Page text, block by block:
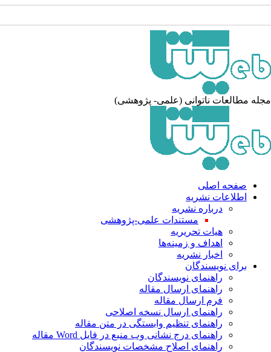
مطالعات ناتوانی (علمی- پژوهشی)
صفحه اصلی
اطلاعات نشریه
درباره نشریه
مستندات علمی-پژوهشی
هیات تحریریه
اهداف و زمینه‌ها
اخبار نشریه
برای نویسندگان
راهنمای نویسندگان
راهنمای ارسال مقاله
فرم ارسال مقاله
راهنمای ارسال نسخه اصلاحی
راهنمای تنظیم وابستگی در متن مقاله
راهنمای درج نشانی وب منبع در فایل Word مقاله
راهنمای اصلاح مشخصات نویسندگان